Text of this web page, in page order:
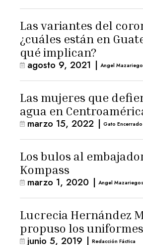
Las variantes del
¿cuáles están en
qué implican?
agosto 9, 2021 | Angel
Las mujeres que
agua en
marzo 15, 2022 | Gato Encerrado
Los bulos al
Kompass
marzo 1, 2020 | Angel
Lucrecia Hernández
propuso los
junio 5, 2019 | Redacción Fáctica